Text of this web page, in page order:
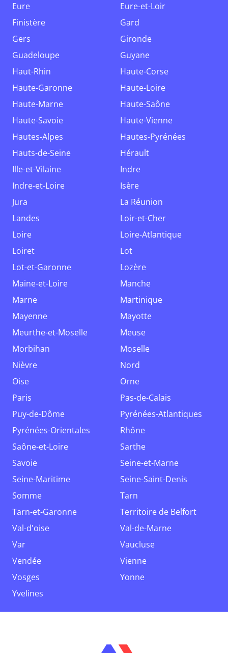
Eure
Eure-et-Loir
Finistère
Gard
Gers
Gironde
Guadeloupe
Guyane
Haut-Rhin
Haute-Corse
Haute-Garonne
Haute-Loire
Haute-Marne
Haute-Saône
Haute-Savoie
Haute-Vienne
Hautes-Alpes
Hautes-Pyrénées
Hauts-de-Seine
Hérault
Ille-et-Vilaine
Indre
Indre-et-Loire
Isère
Jura
La Réunion
Landes
Loir-et-Cher
Loire
Loire-Atlantique
Loiret
Lot
Lot-et-Garonne
Lozère
Maine-et-Loire
Manche
Marne
Martinique
Mayenne
Mayotte
Meurthe-et-Moselle
Meuse
Morbihan
Moselle
Nièvre
Nord
Oise
Orne
Paris
Pas-de-Calais
Puy-de-Dôme
Pyrénées-Atlantiques
Pyrénées-Orientales
Rhône
Saône-et-Loire
Sarthe
Savoie
Seine-et-Marne
Seine-Maritime
Seine-Saint-Denis
Somme
Tarn
Tarn-et-Garonne
Territoire de Belfort
Val-d'oise
Val-de-Marne
Var
Vaucluse
Vendée
Vienne
Vosges
Yonne
Yvelines